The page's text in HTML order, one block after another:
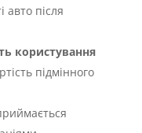
авто після
користування
підмінного